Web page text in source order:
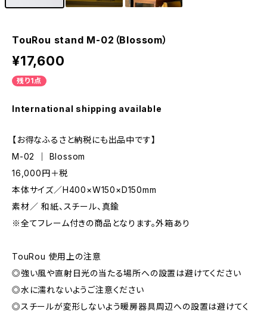
TouRou stand M-02（Blossom）
¥17,600
残り1点
International shipping available
【お得なふるさと納税にも出品中です】
M-02 ｜ Blossom
16,000円＋税
本体サイズ／H400×W150×D150mm
素材／ 和紙、スチール、真鍮
※全てフレーム付きの商品となります。外箱あり
TouRou 使用上の注意
◎強い風や直射日光の当たる場所への設置は避けてください
◎水に濡れないようご注意ください
◎スチールが変形しないよう暖房器具周辺への設置は避けてく